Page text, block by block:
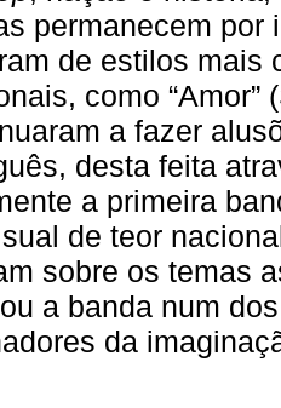
permanecem por
de estilos
como
a fazer
desta feita
a primeira
de teor
sobre os temas
a banda num
da